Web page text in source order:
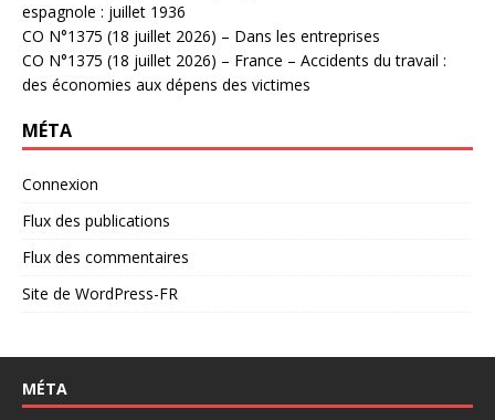
espagnole : juillet 1936
CO N°1375 (18 juillet 2026) – Dans les entreprises
CO N°1375 (18 juillet 2026) – France – Accidents du travail :
des économies aux dépens des victimes
MÉTA
Connexion
Flux des publications
Flux des commentaires
Site de WordPress-FR
MÉTA